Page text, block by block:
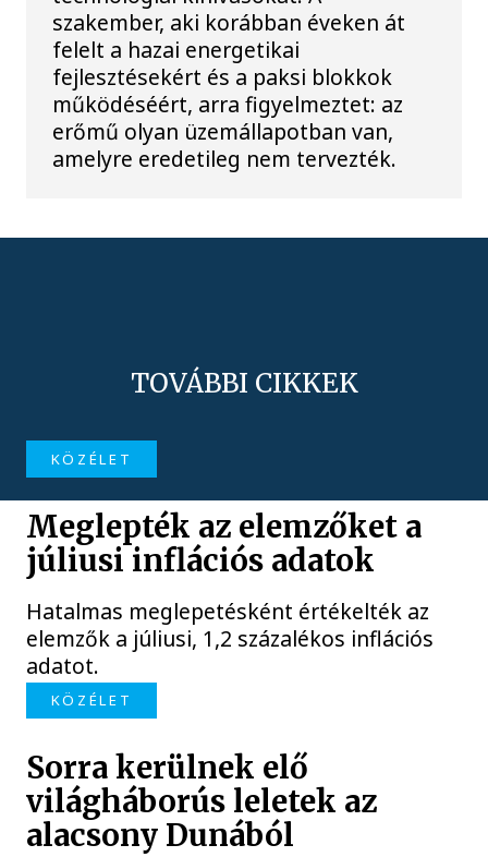
szakember, aki korábban éveken át
felelt a hazai energetikai
fejlesztésekért és a paksi blokkok
működéséért, arra figyelmeztet: az
erőmű olyan üzemállapotban van,
amelyre eredetileg nem tervezték.
TOVÁBBI CIKKEK
KÖZÉLET
Meglepték az elemzőket a
júliusi inflációs adatok
Hatalmas meglepetésként értékelték az
elemzők a júliusi, 1,2 százalékos inflációs
adatot.
KÖZÉLET
Sorra kerülnek elő
világháborús leletek az
alacsony Dunából